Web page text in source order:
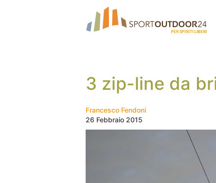
3 zip-line da
Francesco Fendoni
26 Febbraio 2015